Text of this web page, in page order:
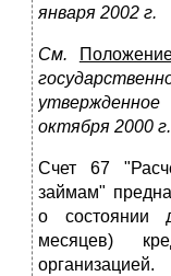
января 2002 г.
См.
утвержденное
октября 2000
Счет 67
займам"
о состоянии
месяцев)
организацией.